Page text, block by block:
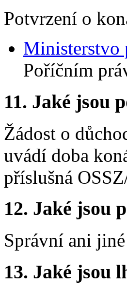
Potvrzení o
Ministerstvo
Poříčním
11. Jaké jsou
Žádost o
uvádí doba
příslušná
12. Jaké jsou
Správní ani
13. Jaké jsou